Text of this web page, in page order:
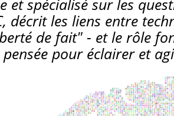
et spécialisé sur les
décrit les liens entre
de fait" - et le rôle
pour éclairer et